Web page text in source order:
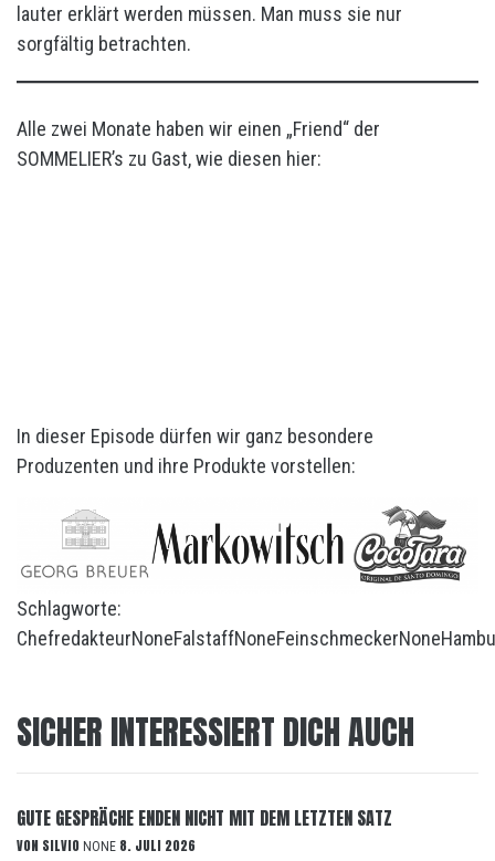
lauter erklärt werden müssen. Man muss sie nur
sorgfältig betrachten.
Alle zwei Monate haben wir einen „Friend“ der
SOMMELIER’s zu Gast, wie diesen hier:
In dieser Episode dürfen wir ganz besondere
Produzenten und ihre Produkte vorstellen:
Schlagworte:
ChefredakteurNoneFalstaffNoneFeinschmeckerNone
SICHER INTERESSIERT DICH AUCH
GUTE GESPRÄCHE ENDEN NICHT MIT DEM LETZTEN SATZ
VON SILVIO NONE 8. JULI 2026